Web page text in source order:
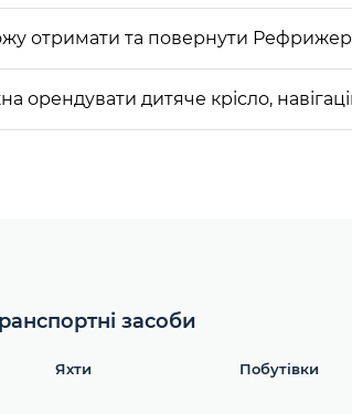
отримати та повернути
орендувати дитяче крісло,
засоби
Яхти Побутівки